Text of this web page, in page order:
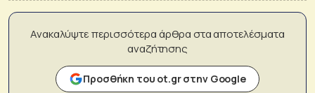
Ανακαλύψτε περισσότερα άρθρα στα αποτελέσματα
αναζήτησης
Προσθήκη του ot.gr στην Google